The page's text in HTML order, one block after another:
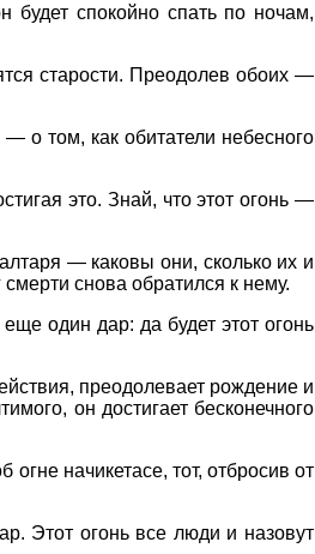
будет спокойно спать по ночам,
старости. Преодолев обоих —
о том, как обитатели небесного
это. Знай, что этот огонь —
— каковы они, сколько их и
снова обратился к нему.
один дар: да будет этот огонь
преодолевает рождение и
он достигает бесконечного
начикетасе, тот, отбросив от
Этот огонь все люди и назовут